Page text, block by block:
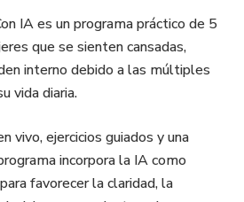
IA es un programa práctico de 5
que se sienten cansadas,
interno debido a las múltiples
vida diaria.
vivo, ejercicios guiados y una
incorpora la IA como
favorecer la claridad, la